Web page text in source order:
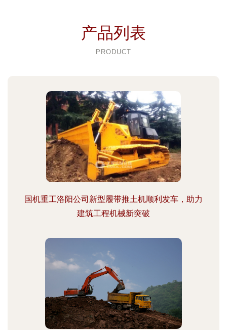
产品列表
PRODUCT
国机重工洛阳公司新型履带推土机顺利发车，助力
建筑工程机械新突破